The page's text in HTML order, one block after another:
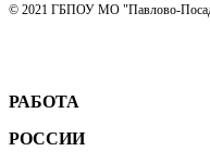
© 2021 ГБПОУ МО "Павлово-
РАБОТА
РОССИИ